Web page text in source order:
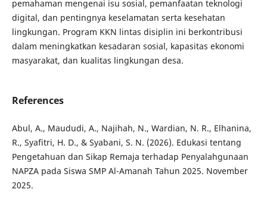
pemahaman mengenai isu sosial, pemanfaatan teknologi
digital, dan pentingnya keselamatan serta kesehatan
lingkungan. Program KKN lintas disiplin ini berkontribusi
dalam meningkatkan kesadaran sosial, kapasitas ekonomi
masyarakat, dan kualitas lingkungan desa.
References
Abul, A., Maududi, A., Najihah, N., Wardian, N. R., Elhanina,
R., Syafitri, H. D., & Syabani, S. N. (2026). Edukasi tentang
Pengetahuan dan Sikap Remaja terhadap Penyalahgunaan
NAPZA pada Siswa SMP Al-Amanah Tahun 2025. November
2025.